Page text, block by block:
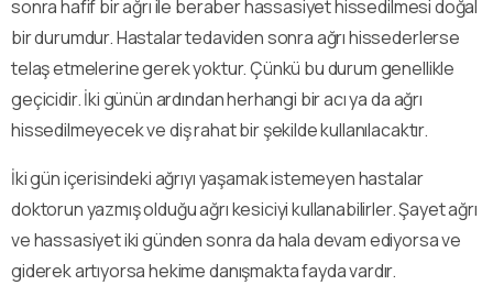
sonra hafif bir ağrı ile beraber hassasiyet hissedilmesi doğal
bir durumdur. Hastalar tedaviden sonra ağrı hissederlerse
telaş etmelerine gerek yoktur. Çünkü bu durum genellikle
geçicidir. İki günün ardından herhangi bir acı ya da ağrı
hissedilmeyecek ve diş rahat bir şekilde kullanılacaktır.
İki gün içerisindeki ağrıyı yaşamak istemeyen hastalar
doktorun yazmış olduğu ağrı kesiciyi kullanabilirler. Şayet ağrı
ve hassasiyet iki günden sonra da hala devam ediyorsa ve
giderek artıyorsa hekime danışmakta fayda vardır.